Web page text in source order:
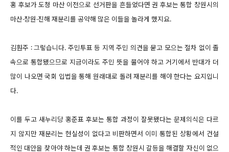
홍 후보가 도청 마산 이전으로 선거판을 흔들었다면 권 후보는 통합 창원시의
마산·창원·진해 재분리를 공약해 많은 이들을 놀라게 했지요.
김훤주 : 그렇습니다. 주민투표 등 지역 주민 의견을 묻고 모으는 절차 없이 졸
속으로 통합됐으므로 지금이라도 주민 뜻을 물어야 하고 거기에서 반대가 더
많이 나오면 국회 입법을 통해 원래대로 돌려 재분리를 해야 한다는 요지입니
다.
이를 두고 새누리당 홍준표 후보는 통합 과정이 잘못됐다는 문제의식은 다르
지 않지만 재분리는 현실성이 없다고 비판하면서 이미 통합된 상황에서 건설
적인 대안을 찾아야 하는데 권 후보는 통합 창원시 갈등을 해결할 자신이 없으